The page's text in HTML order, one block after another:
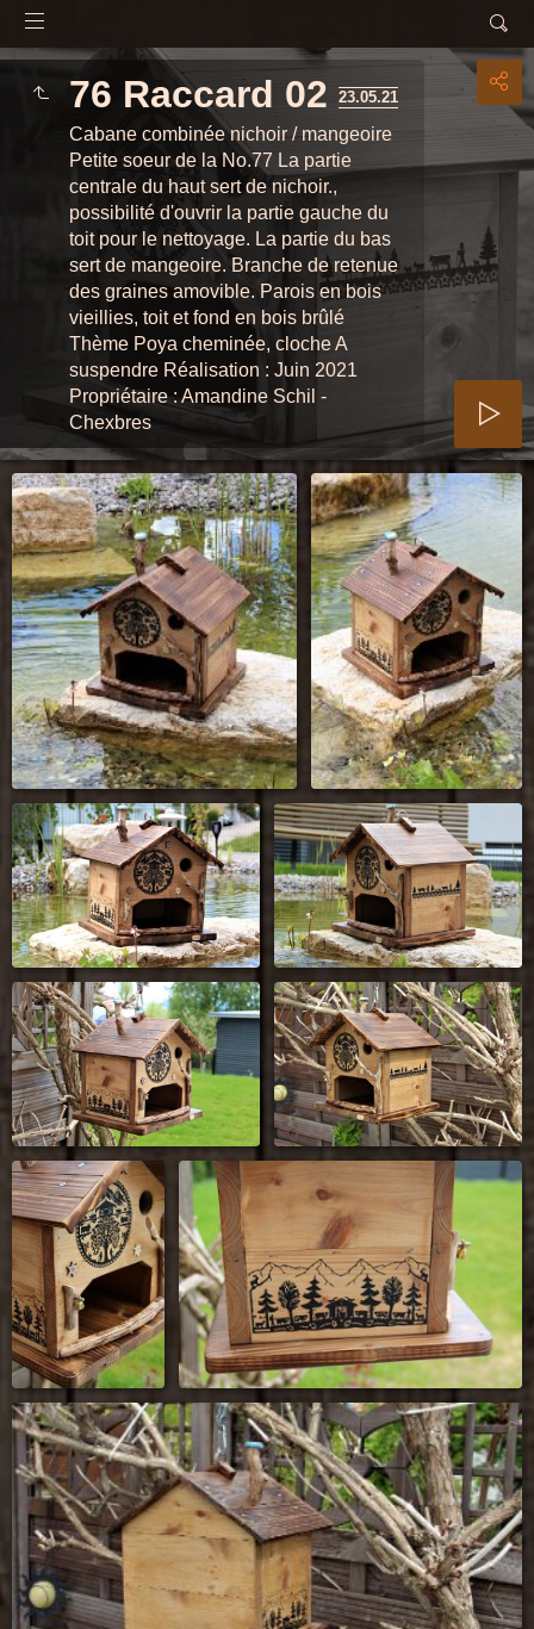
76 Raccard 02 23.05.21
Cabane combinée nichoir / mangeoire
Petite soeur de la No.77 La partie
centrale du haut sert de nichoir.,
possibilité d'ouvrir la partie gauche du
toit pour le nettoyage. La partie du bas
sert de mangeoire. Branche de retenue
des graines amovible. Parois en bois
vieillies, toit et fond en bois brûlé
Thème Poya cheminée, cloche A
suspendre Réalisation : Juin 2021
Propriétaire : Amandine Schil -
Chexbres